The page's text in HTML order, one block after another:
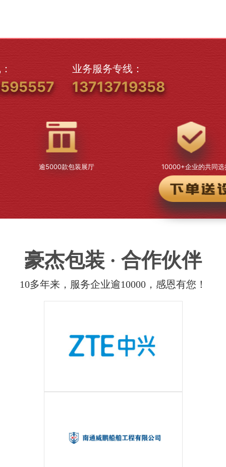
业务服务专线：
13713719358
逾5000款包装展厅 10000+企业的共同选
豪杰包装 · 合作伙伴
10多年来，服务企业逾10000，感恩有您！